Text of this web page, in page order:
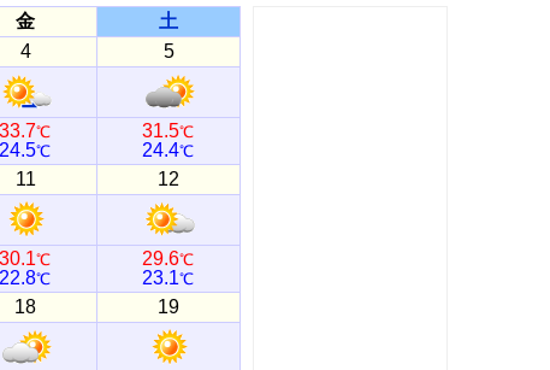
金
土
4 5
33.7℃
24.5℃
31.5℃
24.4℃
11 12
30.1℃
22.8℃
29.6℃
23.1℃
18 19